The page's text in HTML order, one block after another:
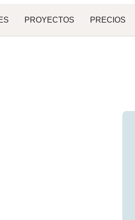
PROYECTOS PRECIOS